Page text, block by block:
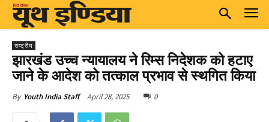
राष्ट्रीय
झारखंड उच्च न्यायालय ने रिम्स निदेशक को हटाए
जाने के आदेश को तत्काल प्रभाव से स्थगित किया
By Youth India Staff April 28, 2025 0